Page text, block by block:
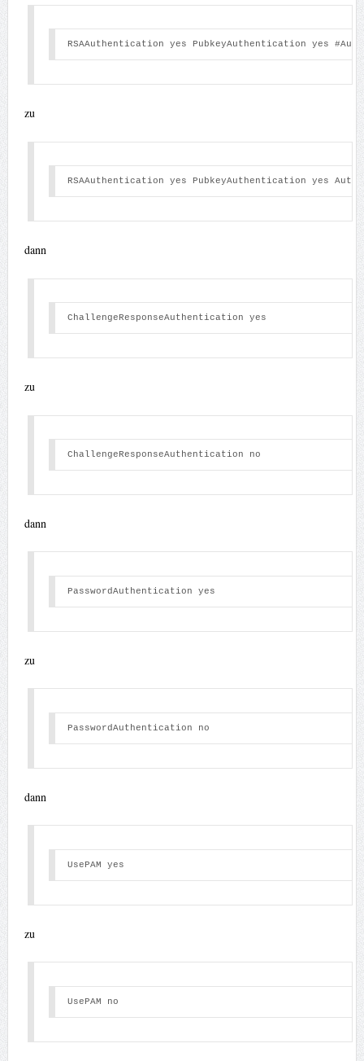
RSAAuthentication yes PubkeyAuthentication yes
zu
RSAAuthentication yes PubkeyAuthentication yes
dann
ChallengeResponseAuthentication yes
zu
ChallengeResponseAuthentication no
dann
PasswordAuthentication yes
zu
PasswordAuthentication no
dann
UsePAM yes
zu
UsePAM no